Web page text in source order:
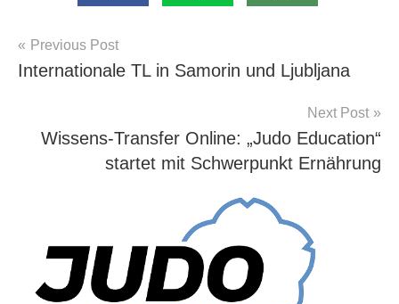
Allgemein
Beitragsnavigation
Previous Post
Internationale TL in Samorin und Ljubljana
Next Post
Wissens-Transfer Online: „Judo Education“
startet mit Schwerpunkt Ernährung